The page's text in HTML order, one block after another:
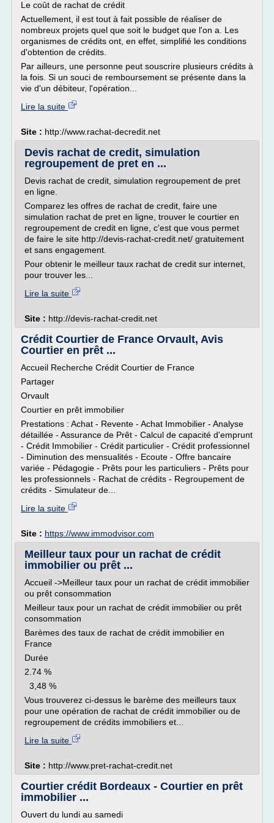
Le coût de rachat de crédit
Actuellement, il est tout à fait possible de réaliser de
nombreux projets quel que soit le budget que l'on a. Les
organismes de crédits ont, en effet, simplifié les conditions
d'obtention de crédits.
Par ailleurs, une personne peut souscrire plusieurs crédits à
la fois. Si un souci de remboursement se présente dans la
vie d'un débiteur, l'opération...
Lire la suite
Site : http://www.rachat-decredit.net
Devis rachat de credit, simulation
regroupement de pret en ...
Devis rachat de credit, simulation regroupement de pret
en ligne.
Comparez les offres de rachat de credit, faire une
simulation rachat de pret en ligne, trouver le courtier en
regroupement de credit en ligne, c'est que vous permet
de faire le site http://devis-rachat-credit.net/ gratuitement
et sans engagement.
Pour obtenir le meilleur taux rachat de credit sur internet,
pour trouver les...
Lire la suite
Site : http://devis-rachat-credit.net
Crédit Courtier de France Orvault, Avis
Courtier en prêt ...
Accueil Recherche Crédit Courtier de France
Partager
Orvault
Courtier en prêt immobilier
Prestations : Achat - Revente - Achat Immobilier - Analyse
détaillée - Assurance de Prêt - Calcul de capacité d'emprunt
- Crédit Immobilier - Crédit particulier - Crédit professionnel
- Diminution des mensualités - Ecoute - Offre bancaire
variée - Pédagogie - Prêts pour les particuliers - Prêts pour
les professionnels - Rachat de crédits - Regroupement de
crédits - Simulateur de...
Lire la suite
Site : https://www.immodvisor.com
Meilleur taux pour un rachat de crédit
immobilier ou prêt ...
Accueil ->Meilleur taux pour un rachat de crédit immobilier
ou prêt consommation
Meilleur taux pour un rachat de crédit immobilier ou prêt
consommation
Barèmes des taux de rachat de crédit immobilier en
France
Durée
2.74 %
3,48 %
Vous trouverez ci-dessus le barème des meilleurs taux
pour une opération de rachat de crédit immobilier ou de
regroupement de crédits immobiliers et...
Lire la suite
Site : http://www.pret-rachat-credit.net
Courtier crédit Bordeaux - Courtier en prêt
immobilier ...
Ouvert du lundi au samedi